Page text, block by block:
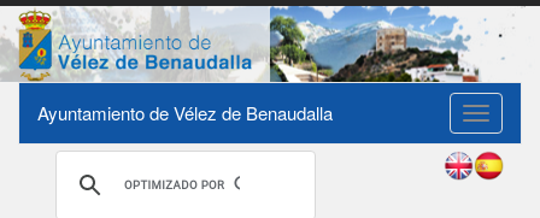
Toggle
Ayuntamiento de Vélez de Benaudalla